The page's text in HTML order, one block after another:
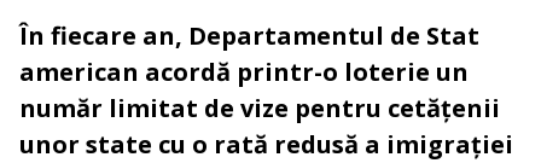
În fiecare an, Departamentul de Stat
american acordă printr-o loterie un
număr limitat de vize pentru cetățenii
unor state cu o rată redusă a imigrației